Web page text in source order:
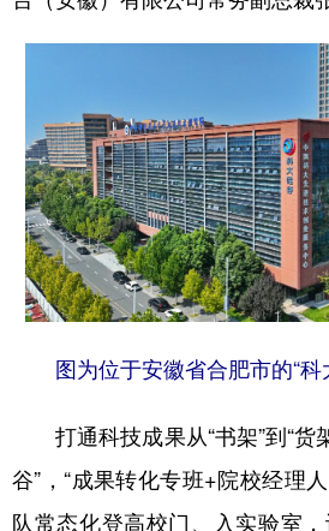
图为位于安徽省合肥市的“科
打通科技成果从“书架”到“货
谷”，“成果转化专班+院校经理
队常态化登高校门、入实验室